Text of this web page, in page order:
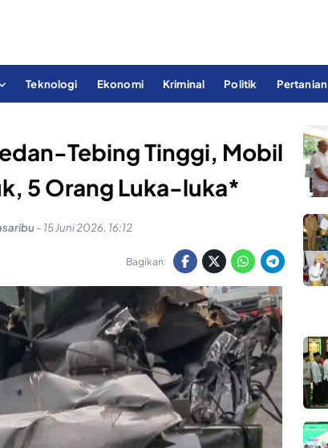
Teknologi Ekonomi Kriminal Politik Pertanian
Tebing Tinggi, Mobil
5 Orang Luka-luka*
- 15 Juni 2026, 16:12
Bagikan: